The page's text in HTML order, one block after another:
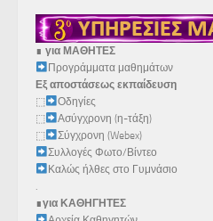
∎ για ΜΑΘΗΤΕΣ
Προγράμματα μαθημάτων
Εξ αποστάσεως εκπαίδευση
⬚
Οδηγίες
⬚
Ασύγχρονη (η-τάξη)
⬚
Σύγχρονη (Webex)
Συλλογές Φωτο/Βίντεο
Καλώς ήλθες στο Γυμνάσιο
.
∎για ΚΑΘΗΓΗΤΕΣ